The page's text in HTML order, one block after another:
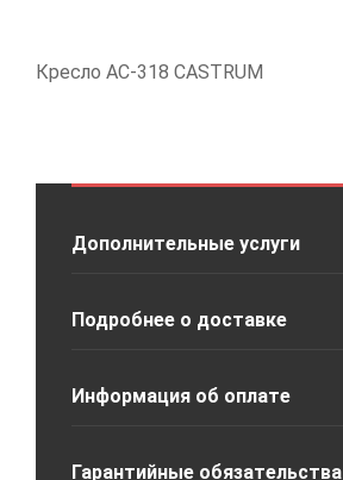
Кресло АС-318 CASTRUM
Дополнительные услуги
Подробнее о доставке
Информация об оплате
Гарантийные обязательства